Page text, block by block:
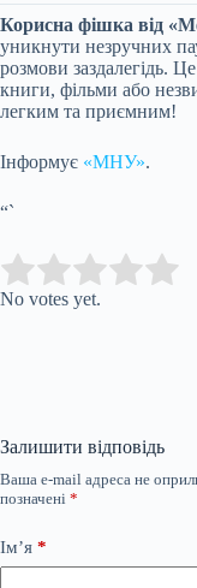
Корисна фішка від
уникнути незручних
розмови заздалегідь.
книги, фільми або
легким та приємним!
Інформує «МНУ».
“`
Rate this item:
No votes yet.
Залишити відповідь
Ваша e-mail адреса не
позначені *
Ім’я *